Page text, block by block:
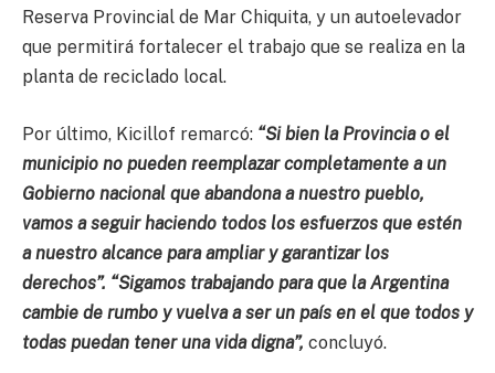
Reserva Provincial de Mar Chiquita, y un autoelevador
que permitirá fortalecer el trabajo que se realiza en la
planta de reciclado local.
Por último, Kicillof remarcó: “Si bien la Provincia o el
municipio no pueden reemplazar completamente a un
Gobierno nacional que abandona a nuestro pueblo,
vamos a seguir haciendo todos los esfuerzos que estén
a nuestro alcance para ampliar y garantizar los
derechos”. “Sigamos trabajando para que la Argentina
cambie de rumbo y vuelva a ser un país en el que todos y
todas puedan tener una vida digna”, concluyó.